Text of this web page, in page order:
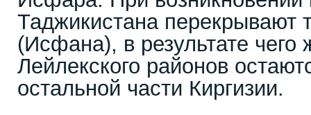
Таджикистана перекрывают
(Исфана), в результате чего
Лейлекского районов
остальной части Киргизии.